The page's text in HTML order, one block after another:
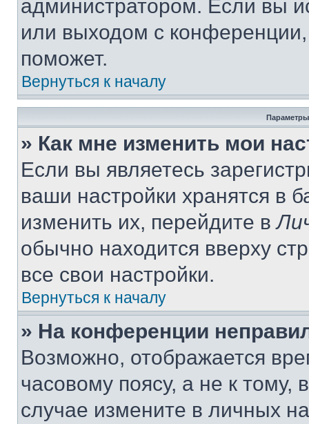
администратором. Если вы
или выходом с
поможет.
Вернуться к началу
Параметры
» Как мне изменить мои
Если вы являетесь
ваши настройки хранятся в
изменить их, перейдите в
обычно находится вверху
все свои настройки.
Вернуться к началу
» На конференции
Возможно, отображается
часовому поясу, а не к тому,
случае измените в личных